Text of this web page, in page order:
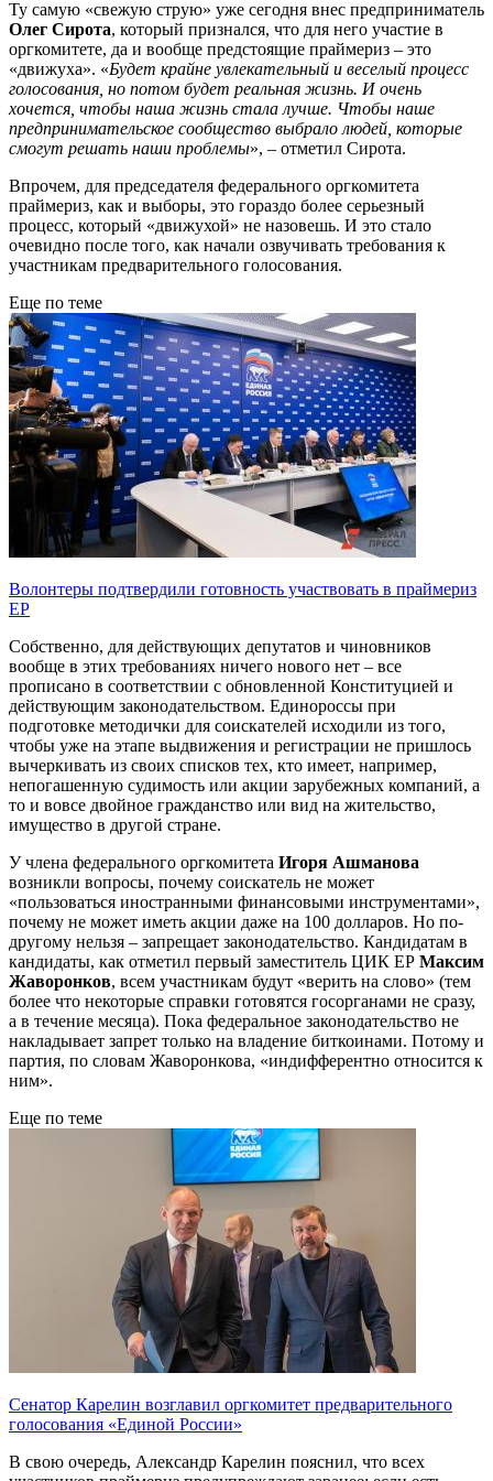
Ту самую «свежую струю» уже сегодня внес предприниматель
Олег Сирота, который признался, что для него участие в
оргкомитете, да и вообще предстоящие праймериз – это
«движуха». «Будет крайне увлекательный и веселый процесс
голосования, но потом будет реальная жизнь. И очень
хочется, чтобы наша жизнь стала лучше. Чтобы наше
предпринимательское сообщество выбрало людей, которые
смогут решать наши проблемы», – отметил Сирота.
Впрочем, для председателя федерального оргкомитета
праймериз, как и выборы, это гораздо более серьезный
процесс, который «движухой» не назовешь. И это стало
очевидно после того, как начали озвучивать требования к
участникам предварительного голосования.
Еще по теме
Волонтеры подтвердили готовность участвовать в праймериз
ЕР
Собственно, для действующих депутатов и чиновников
вообще в этих требованиях ничего нового нет – все
прописано в соответствии с обновленной Конституцией и
действующим законодательством. Единороссы при
подготовке методички для соискателей исходили из того,
чтобы уже на этапе выдвижения и регистрации не пришлось
вычеркивать из своих списков тех, кто имеет, например,
непогашенную судимость или акции зарубежных компаний, а
то и вовсе двойное гражданство или вид на жительство,
имущество в другой стране.
У члена федерального оргкомитета Игоря Ашманова
возникли вопросы, почему соискатель не может
«пользоваться иностранными финансовыми инструментами»,
почему не может иметь акции даже на 100 долларов. Но по-
другому нельзя – запрещает законодательство. Кандидатам в
кандидаты, как отметил первый заместитель ЦИК ЕР Максим
Жаворонков, всем участникам будут «верить на слово» (тем
более что некоторые справки готовятся госорганами не сразу,
а в течение месяца). Пока федеральное законодательство не
накладывает запрет только на владение биткоинами. Потому и
партия, по словам Жаворонкова, «индифферентно относится к
ним».
Еще по теме
Сенатор Карелин возглавил оргкомитет предварительного
голосования «Единой России»
В свою очередь, Александр Карелин пояснил, что всех